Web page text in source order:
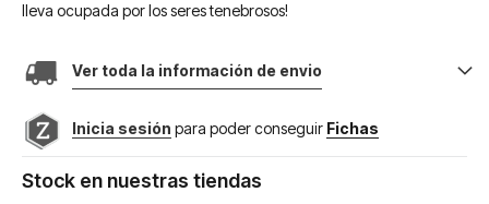
lleva ocupada por los seres tenebrosos!
Ver toda la información de envio
Inicia sesión para poder conseguir Fichas
Stock en nuestras tiendas